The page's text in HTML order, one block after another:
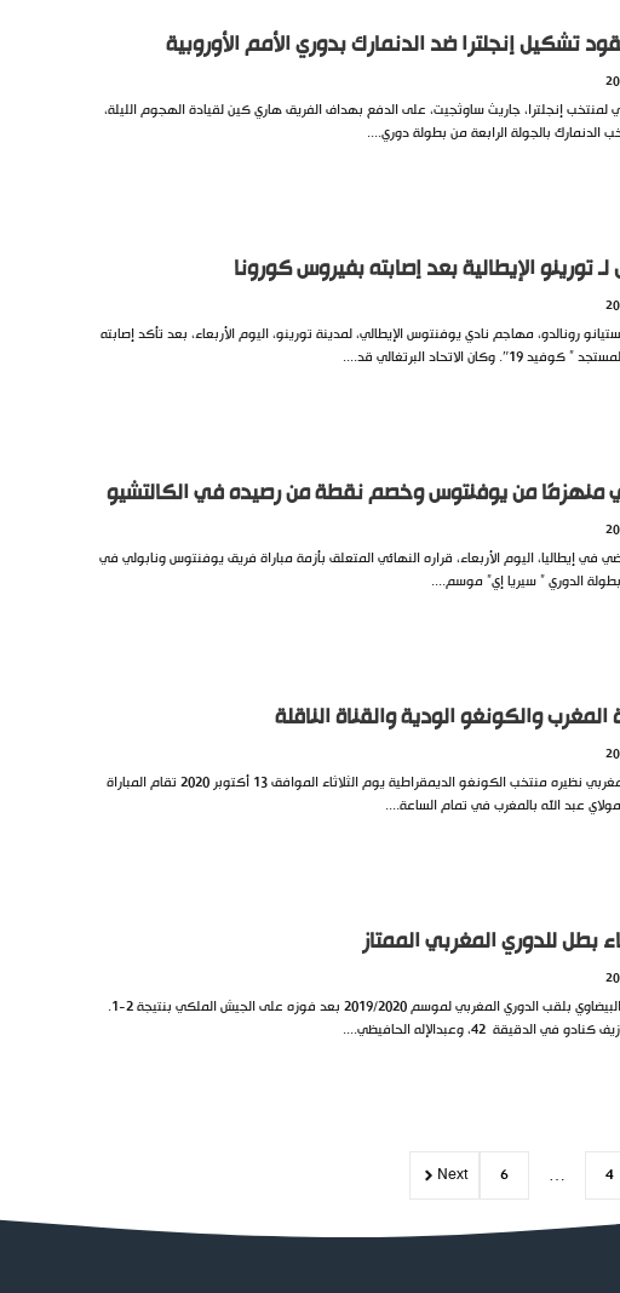
تشكيل إنجلترا ضد الدنمارك بدوري الأمم الأوروبية
لمنتخب إنجلترا، جاريث ساوثجيت، على الدفع بهداف الفريق هاري كين لقيادة الهجوم الليلة،
بالجولة الرابعة من بطولة دوري....
تورينو الإيطالية بعد إصابته بفيروس كورونا
رونالدو، مهاجم نادي يوفنتوس الإيطالي، لمدينة تورينو، اليوم الأربعاء، بعد تأكد إصابته
وكان الاتحاد البرتغالي قد....
منهزمًا من يوفنتوس وخصم نقطة من رصيده في الكالتشيو
في إيطاليا، اليوم الأربعاء، قراره النهائي المتعلق بأزمة مباراة فريق يوفنتوس ونابولي في
بطولة الدوري ” سيريا إي” موسم....
والكونغو الودية والقناة الناقلة
يواجه المنتخب المغربي نظيره منتخب الكونغو الديمقراطية يوم الثلاثاء الموافق 13 أكتوبر 2020 تقام المباراة
عبد الله بالمغرب في تمام الساعة....
بطل للدوري المغربي الممتاز
توج فريق الرجاء البيضاوي بلقب الدوري المغربي لموسم 2019/2020 بعد فوزه على الجيش الملكي بنتيجة 2-1.
42، وعبدالإله الحافيظي....
4
…
6
Next